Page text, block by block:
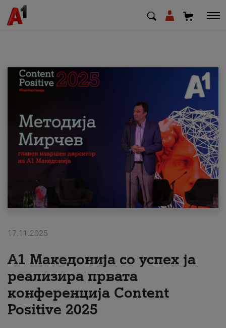
МК EN
Приватни Деловни
Поддршка
Надополни кредит
#ПодобарОнлајн
17.11.2025
А1 Македонија со успех ја
реализира првата
конференција Content
Positive 2025